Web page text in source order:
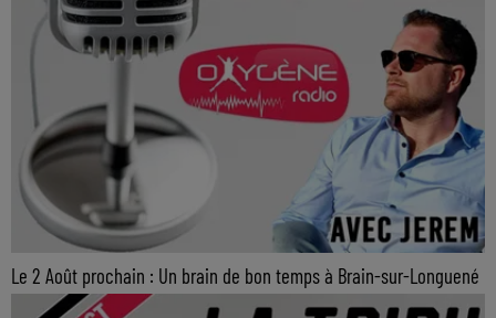
Le 2 Août prochain : Un brain de bon temps à Brain-sur-Longuené